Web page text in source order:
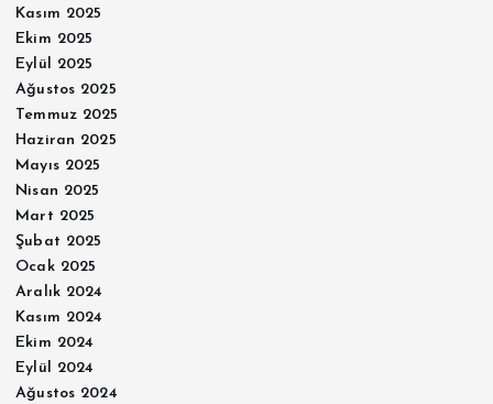
Kasım 2025
Ekim 2025
Eylül 2025
Ağustos 2025
Temmuz 2025
Haziran 2025
Mayıs 2025
Nisan 2025
Mart 2025
Şubat 2025
Ocak 2025
Aralık 2024
Kasım 2024
Ekim 2024
Eylül 2024
Ağustos 2024